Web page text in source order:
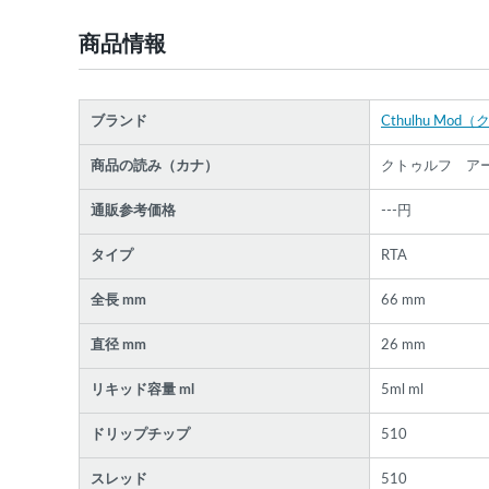
商品情報
ブランド Cthulhu Mod（
商品の読み（カナ） クトゥルフ ア
通販参考価格 ---円
タイプ RTA
全長 mm 66 mm
直径 mm 26 mm
リキッド容量 ml 5ml ml
ドリップチップ 510
スレッド 510